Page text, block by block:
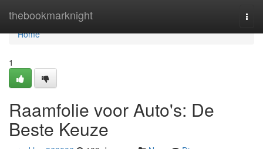
thebookmarknight
Home
Home
1
Raamfolie voor Auto's: De
Beste Keuze